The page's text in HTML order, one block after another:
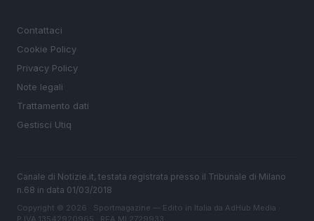
Contattaci
Cookie Policy
Privacy Policy
Note legali
Trattamento dati
Gestisci Utiq
Canale di Notizie.it, testata registrata presso il Tribunale di Milano
n.68 in data 01/03/2018
Copyright © 2026 · Sportmagazine — Edito in Italia da AdHub Media
P.IVA 13542920965 · REA MI 2729933